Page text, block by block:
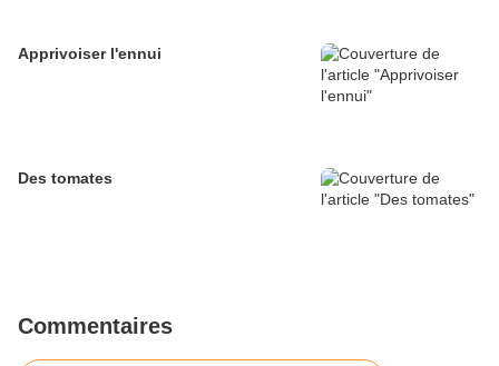
Apprivoiser l'ennui
Des tomates
Commentaires